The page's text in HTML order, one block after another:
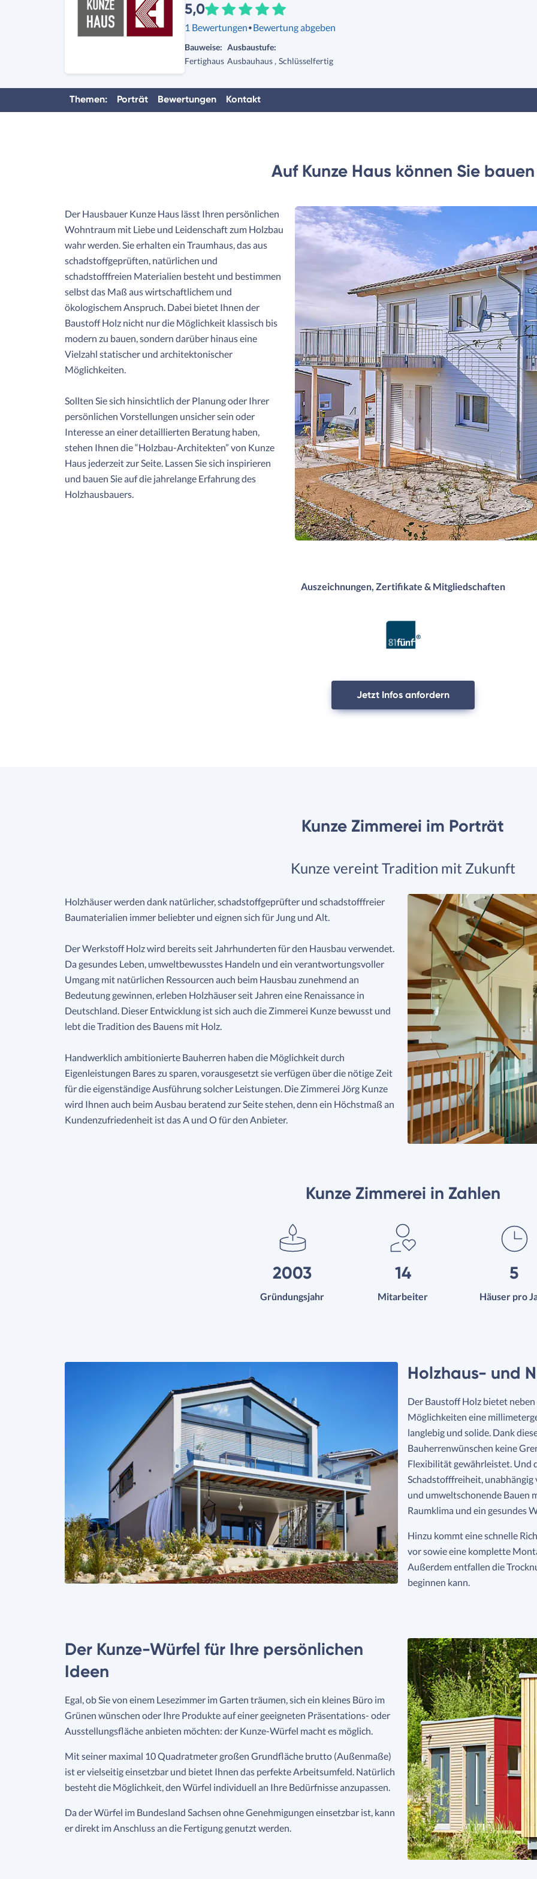
5,0
1 Bewertungen·Bewertung abgeben
Bauweise:
Fertighaus
Ausbaustufe:
Ausbauhaus Schlüsselfertig
Themen: Porträt Bewertungen Kontakt
Auf Kunze Haus können Sie bauen
Der Hausbauer Kunze Haus lässt Ihren persönlichen
Wohntraum mit Liebe und Leidenschaft zum Holzbau
wahr werden. Sie erhalten ein Traumhaus, das aus
schadstoffgeprüften, natürlichen und
schadstofffreien Materialien besteht und bestimmen
selbst das Maß aus wirtschaftlichem und
ökologischem Anspruch. Dabei bietet Ihnen der
Baustoff Holz nicht nur die Möglichkeit klassisch bis
modern zu bauen, sondern darüber hinaus eine
Vielzahl statischer und architektonischer
Möglichkeiten.
Sollten Sie sich hinsichtlich der Planung oder Ihrer
persönlichen Vorstellungen unsicher sein oder
Interesse an einer detaillierten Beratung haben,
stehen Ihnen die “Holzbau-Architekten” von Kunze
Haus jederzeit zur Seite. Lassen Sie sich inspirieren
und bauen Sie auf die jahrelange Erfahrung des
Holzhausbauers.
Auszeichnungen, Zertifikate & Mitgliedschaften
Jetzt Infos anfordern
Kunze Zimmerei im Porträt
Kunze vereint Tradition mit Zukunft
Holzhäuser werden dank natürlicher, schadstoffgeprüfter und schadstofffreier
Baumaterialien immer beliebter und eignen sich für Jung und Alt.
Der Werkstoff Holz wird bereits seit Jahrhunderten für den Hausbau verwendet.
Da gesundes Leben, umweltbewusstes Handeln und ein verantwortungsvoller
Umgang mit natürlichen Ressourcen auch beim Hausbau zunehmend an
Bedeutung gewinnen, erleben Holzhäuser seit Jahren eine Renaissance in
Deutschland. Dieser Entwicklung ist sich auch die Zimmerei Kunze bewusst und
lebt die Tradition des Bauens mit Holz.
Handwerklich ambitionierte Bauherren haben die Möglichkeit durch
Eigenleistungen Bares zu sparen, vorausgesetzt sie verfügen über die nötige Zeit
für die eigenständige Ausführung solcher Leistungen. Die Zimmerei Jörg Kunze
wird Ihnen auch beim Ausbau beratend zur Seite stehen, denn ein Höchstmaß an
Kundenzufriedenheit ist das A und O für den Anbieter.
Kunze Zimmerei in Zahlen
2003
Gründungsjahr
14
Mitarbeiter
5
Häuser pro
Holzhaus- und
Der Baustoff Holz bietet
Möglichkeiten eine
langlebig und solide. Dank
Bauherrenwünschen keine
Flexibilität gewährleistet. Und
Schadstofffreiheit,
und umweltschonende Bauen
Raumklima und ein gesundes
Hinzu kommt eine schnelle
vor sowie eine komplette
Außerdem entfallen die
beginnen kann.
Der Kunze-Würfel für Ihre persönlichen
Ideen
Egal, ob Sie von einem Lesezimmer im Garten träumen, sich ein kleines Büro im
Grünen wünschen oder Ihre Produkte auf einer geeigneten Präsentations- oder
Ausstellungsfläche anbieten möchten: der Kunze-Würfel macht es möglich.
Mit seiner maximal 10 Quadratmeter großen Grundfläche brutto (Außenmaße)
ist er vielseitig einsetzbar und bietet Ihnen das perfekte Arbeitsumfeld. Natürlich
besteht die Möglichkeit, den Würfel individuell an Ihre Bedürfnisse anzupassen.
Da der Würfel im Bundesland Sachsen ohne Genehmigungen einsetzbar ist, kann
er direkt im Anschluss an die Fertigung genutzt werden.